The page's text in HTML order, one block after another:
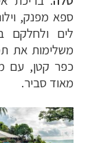
ספא מפנק,
כפר קטן, עם
מאוד סביר.